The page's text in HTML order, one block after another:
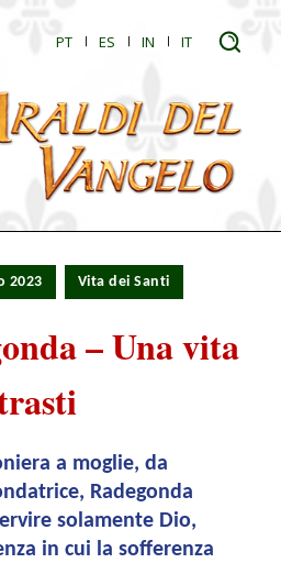
PT ES IN IT
2023 Vita dei Santi
– Una vita
a moglie, da
Radegonda
solamente Dio,
in cui la sofferenza